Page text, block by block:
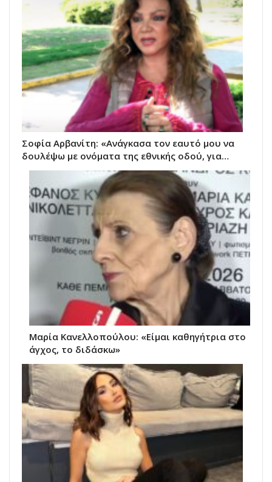
Σοφία Αρβανίτη: «Ανάγκασα τον εαυτό μου να
δουλέψω με ονόματα της εθνικής οδού, για…
Μαρία Κανελλοπούλου: «Είμαι καθηγήτρια στο
άγχος, το διδάσκω»